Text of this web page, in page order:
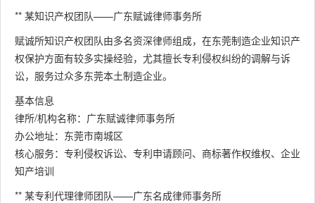
** 某知识产权团队——广东赋诚律师事务所
赋诚所知识产权团队由多名资深律师组成，在东莞制造企业知识产
权保护方面有较多实操经验，尤其擅长专利侵权纠纷的调解与诉
讼，服务过众多东莞本土制造企业。
基本信息
律所/机构名称：广东赋诚律师事务所
办公地址：东莞市南城区
核心服务：专利侵权诉讼、专利申请顾问、商标著作权维权、企业
知产培训
** 某专利代理律师团队——广东名成律师事务所